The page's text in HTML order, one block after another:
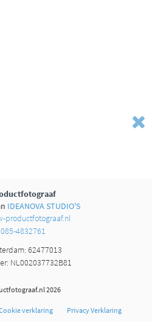
IDEANOVA STUDIO'S
productfotograaf.nl
085-4832761
62477013
NL002037732B81
2026
verklaring Privacy Verklaring